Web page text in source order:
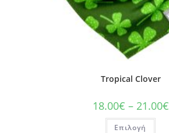
Tropical Clover
18.00€ – 21.00€
Επιλογή